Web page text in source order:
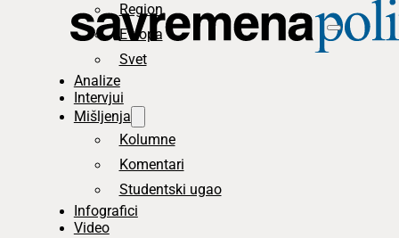
Region
Evropa
Svet
Analize
Intervjui
Mišljenja
Kolumne
Komentari
Studentski ugao
Infografici
Video